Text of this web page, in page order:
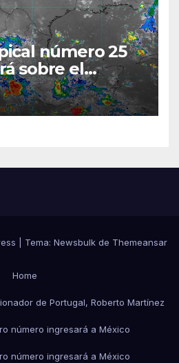
número 25
sobre el
Tema: Newsbulkde Themeansar
Home
de Portugal, Roberto Martínez
número ingresará a México
número ingresará a México